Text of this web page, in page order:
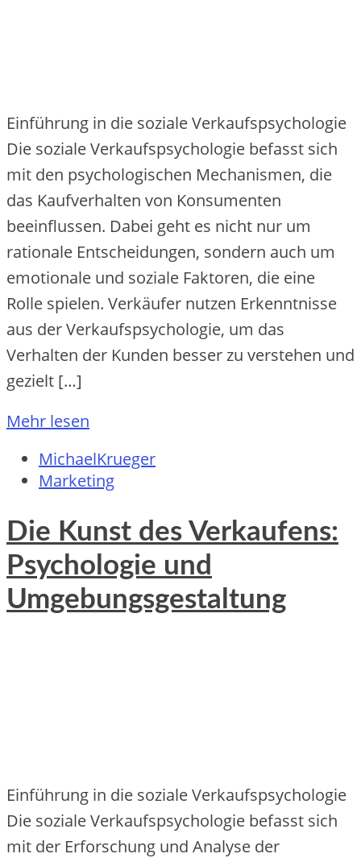
Einführung in die soziale Verkaufspsychologie
Die soziale Verkaufspsychologie befasst sich
mit den psychologischen Mechanismen, die
das Kaufverhalten von Konsumenten
beeinflussen. Dabei geht es nicht nur um
rationale Entscheidungen, sondern auch um
emotionale und soziale Faktoren, die eine
Rolle spielen. Verkäufer nutzen Erkenntnisse
aus der Verkaufspsychologie, um das
Verhalten der Kunden besser zu verstehen und
gezielt […]
Mehr lesen
MichaelKrueger
Marketing
Die Kunst des Verkaufens:
Psychologie und
Umgebungsgestaltung
Einführung in die soziale Verkaufspsychologie
Die soziale Verkaufspsychologie befasst sich
mit der Erforschung und Analyse der